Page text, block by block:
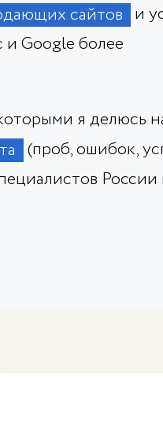
сайтов и
Google более
я делюсь
(проб, ошибок,
России